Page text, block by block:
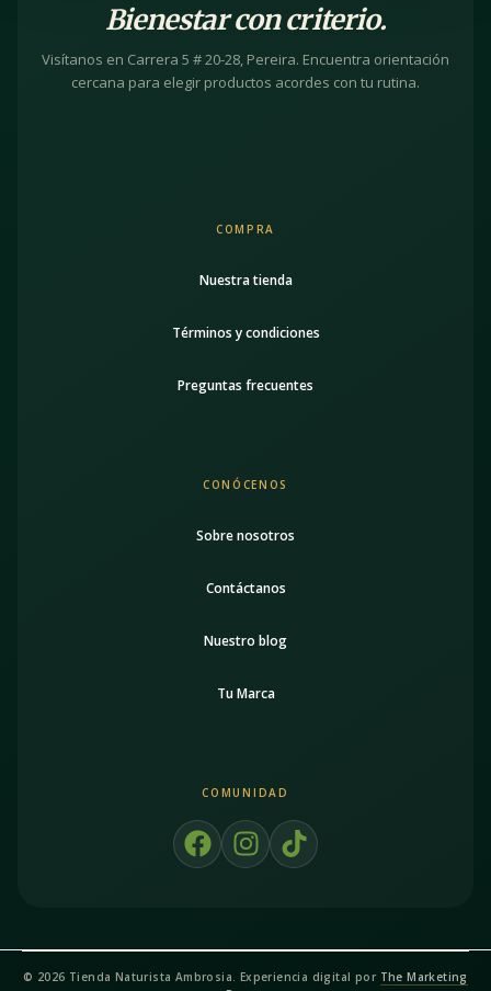
Bienestar con criterio.
Visítanos en Carrera 5 # 20-28, Pereira. Encuentra orientación
cercana para elegir productos acordes con tu rutina.
COMPRA
Nuestra tienda
Términos y condiciones
Preguntas frecuentes
CONÓCENOS
Sobre nosotros
Contáctanos
Nuestro blog
Tu Marca
COMUNIDAD
F
a
b
o
I
n
a
g
T
i
o
k
© 2026 Tienda Naturista Ambrosia. Experiencia digital por The Marketing